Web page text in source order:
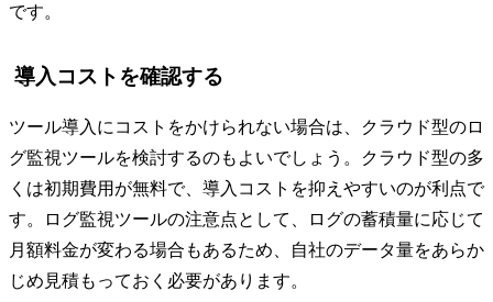
です。
導入コストを確認する
ツール導入にコストをかけられない場合は、クラウド型のロ
グ監視ツールを検討するのもよいでしょう。クラウド型の多
くは初期費用が無料で、導入コストを抑えやすいのが利点で
す。ログ監視ツールの注意点として、ログの蓄積量に応じて
月額料金が変わる場合もあるため、自社のデータ量をあらか
じめ見積もっておく必要があります。